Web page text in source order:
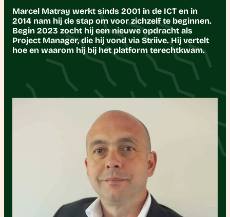
Marcel Matray werkt sinds 2001 in de ICT en in
2014 nam hij de stap om voor zichzelf te beginnen.
Begin 2023 zocht hij een nieuwe opdracht als
Project Manager, die hij vond via Striive. Hij vertelt
hoe en waarom hij bij het platform terechtkwam.